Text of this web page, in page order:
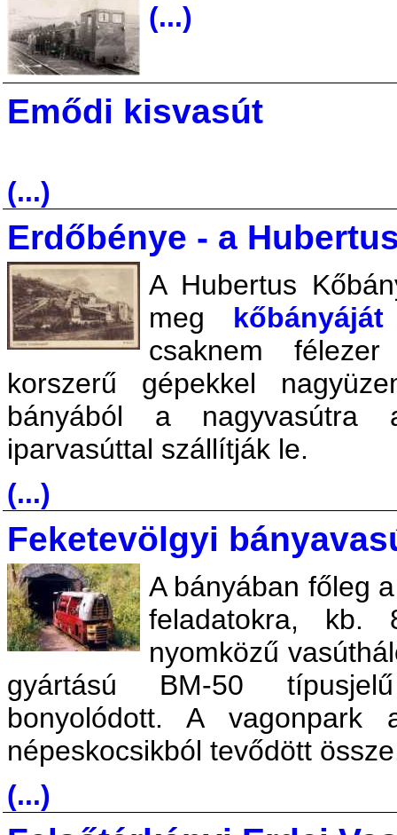
(...)
Emődi kisvasút
(...)
Erdőbénye - a
A Hubertus
meg kőbányáját
csaknem
korszerű gépekkel
bányából a nagyvasútra
iparvasúttal szállítják le.
(...)
Feketevölgyi
A bányában főleg
feladatokra, kb.
nyomközű
gyártású BM-50
bonyolódott. A
népeskocsikból tevődött
(...)